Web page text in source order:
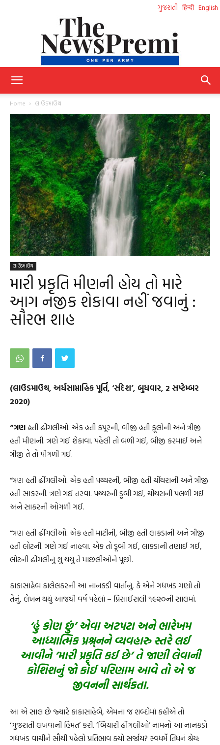
ગુજરાતી हिन्दी English
Gujarati
Home લાઉડમાઉથ
લાઉડમાઉથ
મારી પ્રકૃતિ મીણની હોય તો મારે
આગ નજીક શેકાવા નહીં જવાનું :
સૌરભ શાહ
(લાઉડમાઉથ, અર્ધસાપ્તાહિક પૂર્તિ, ‘સંદેશ’, બુધવાર, 2 સપ્ટેમ્બર
2020)
“ત્રણહતી ઢીંગલીઓ. એક હતી કપૂરની, બીજી હતી ફૂલોની અને ત્રીજી
હતી મીણની. ત્રણે ગઈ શેકાવા. પહેલી તો બળી ગઈ, બીજી કરમાઈ અને
ત્રીજી તે તો પીગળી ગઈ.
“ત્રણ હતી ઢીંગલીઓ. એક હતી પથ્થરની, બીજી હતી ચીંથરાની અને ત્રીજી
હતી સાકરની. ત્રણે ગઈ તરવા. પથ્થરની ડૂબી ગઈ, ચીંથરાની પલળી ગઈ
અને સાકરની ઓગળી ગઈ.
“ત્રણ હતી ઢીંગલીઓ. એક હતી માટીની, બીજી હતી લાકડાની અને ત્રીજી
હતી લોટની. ત્રણે ગઈ નાહવા. એક તો ડૂબી ગઈ, લાકડાની તણાઈ ગઈ,
લોટની ઢીંગલીનું શું થયું તે માછલીઓને પૂછો.
કાકાસાહેબ કાલેલકરની આ નાનકડી વાર્તાનું, કે એને ગદ્યખંડ ગણો તો
તેનું, લેખન થયું આજથી વર્ષ પહેલાં – પ્રિસાઈસલી ૧૯૨૦ની સાલમાં.
‘હું કોણ છું’ એવા અટપટા અને ભારેખમ
આધ્યાત્મિક પ્રશ્ર્નને વ્યવહારુ સ્તરે લઈ
આવીને ‘મારી પ્રકૃતિ કઈ છે’ તે જાણી લેવાની
કોશિશનું જો કોઈ પરિણામ આવે તો એ જ
જીવનની સાર્થકતા.
આ એ સાલ છે જ્યારે કાકાસાહેબે, એમના જ શબ્દોમાં કહીએ તો
‘ગુજરાતી લખવાની હિંમત’ કરી. ‘બિચારી ઢીંગલીઓ’ નામનો આ નાનકડો
ગદ્યખંડ વાંચીને સૌથી પહેલો પ્રતિભાવ ક્યો સર્જાય? સ્વધર્મે તિધનં શ્રેય: